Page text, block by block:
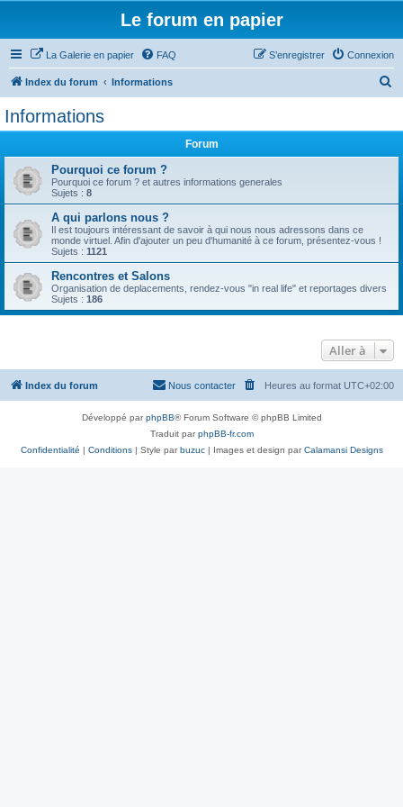
Le forum en papier
La Galerie en papier FAQ Connexion
S’enregistrer
Index du forum Informations
Informations
Forum
Pourquoi ce forum ?
Pourquoi ce forum ? et autres informations generales
Sujets : 8
A qui parlons nous ?
Il est toujours intéressant de savoir à qui nous nous adressons dans ce
monde virtuel. Afin d'ajouter un peu d'humanité à ce forum, présentez-vous !
Sujets : 1121
Rencontres et Salons
Organisation de deplacements, rendez-vous "in real life" et reportages divers
Sujets : 186
Aller à
Index du forum Heures au format UTC+02:00
Nous contacter
Développé parphpBB® Forum Software © phpBB Limited
Traduit parphpBB-fr.com
Confidentialité | Conditions| Style parbuzuc| Images et design parCalamansi Designs